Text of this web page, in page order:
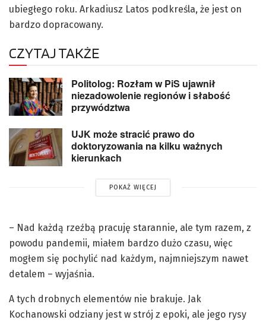
ubiegłego roku. Arkadiusz Latos podkreśla, że jest on
bardzo dopracowany.
CZYTAJ TAKŻE
Politolog: Rozłam w PiS ujawnił
niezadowolenie regionów i słabość
przywództwa
UJK może stracić prawo do
doktoryzowania na kilku ważnych
kierunkach
POKAŻ WIĘCEJ
– Nad każdą rzeźbą pracuję starannie, ale tym razem, z
powodu pandemii, miałem bardzo dużo czasu, więc
mogłem się pochylić nad każdym, najmniejszym nawet
detalem – wyjaśnia.
A tych drobnych elementów nie brakuje. Jak
Kochanowski odziany jest w strój z epoki, ale jego rysy